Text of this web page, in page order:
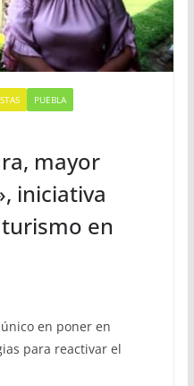
PUEBLA
mayor
iniciativa
en
en poner en
para reactivar el